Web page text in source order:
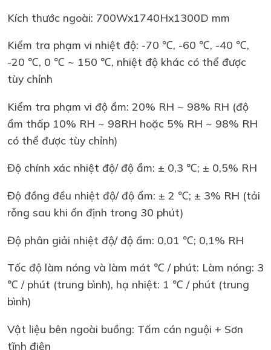
Kích thước ngoài: 700Wx1740Hx1300D mm
Kiểm tra phạm vi nhiệt độ: -70 ℃, -60 ℃, -40 ℃,
-20 ℃, 0 ℃ ~ 150 ℃, nhiệt độ khác có thể được
tùy chỉnh
Kiểm tra phạm vi độ ẩm: 20% RH ~ 98% RH (độ
ẩm thấp 10% RH ~ 98RH hoặc 5% RH ~ 98% RH
có thể được tùy chỉnh)
Độ chính xác nhiệt độ/ độ ẩm: ± 0,3 ℃; ± 0,5% RH
Độ đồng đều nhiệt độ/ độ ẩm: ± 2 ℃; ± 3% RH (tải
rỗng sau khi ổn định trong 30 phút)
Độ phân giải nhiệt độ/ độ ẩm: 0,01 ℃; 0,1% RH
Tốc độ làm nóng và làm mát ℃ / phút: Làm nóng: 3
℃ / phút (trung bình), hạ nhiệt: 1 ℃ / phút (trung
bình)
Vật liệu bên ngoài buồng: Tấm cán nguội + Sơn
tĩnh điện